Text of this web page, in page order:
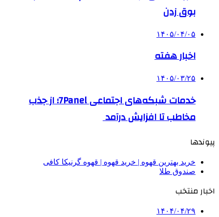
بوق زدن
۱۴۰۵/۰۴/۰۵
اخبار هفته
۱۴۰۵/۰۳/۲۵
خدمات شبکه‌های اجتماعی 7Panel؛ از جذب
مخاطب تا افزایش درآمد
پیوندها
خرید بهترین قهوه | خرید قهوه | قهوه گرنیکا کافی
صندوق طلا
اخبار منتخب
۱۴۰۴/۰۴/۲۹